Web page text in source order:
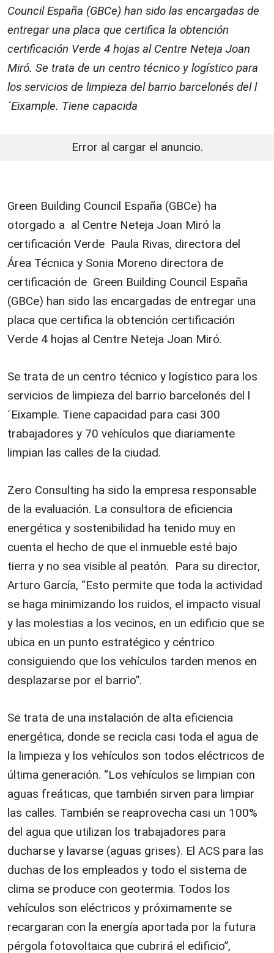
Council España (GBCe) han sido las encargadas de
entregar una placa que certifica la obtención
certificación Verde 4 hojas al Centre Neteja Joan
Miró. Se trata de un centro técnico y logístico para
los servicios de limpieza del barrio barcelonés del l
´Eixample. Tiene capacida
Error al cargar el anuncio.
Green Building Council España (GBCe) ha
otorgado a al Centre Neteja Joan Miró la
certificación Verde Paula Rivas, directora del
Área Técnica y Sonia Moreno directora de
certificación de Green Building Council España
(GBCe) han sido las encargadas de entregar una
placa que certifica la obtención certificación
Verde 4 hojas al Centre Neteja Joan Miró.
Se trata de un centro técnico y logístico para los
servicios de limpieza del barrio barcelonés del l
´Eixample. Tiene capacidad para casi 300
trabajadores y 70 vehículos que diariamente
limpian las calles de la ciudad.
Zero Consulting ha sido la empresa responsable
de la evaluación. La consultora de eficiencia
energética y sostenibilidad ha tenido muy en
cuenta el hecho de que el inmueble esté bajo
tierra y no sea visible al peatón. Para su director,
Arturo García, “Esto permite que toda la actividad
se haga minimizando los ruidos, el impacto visual
y las molestias a los vecinos, en un edificio que se
ubica en un punto estratégico y céntrico
consiguiendo que los vehículos tarden menos en
desplazarse por el barrio”.
Se trata de una instalación de alta eficiencia
energética, donde se recicla casi toda el agua de
la limpieza y los vehículos son todos eléctricos de
última generación. “Los vehículos se limpian con
aguas freáticas, que también sirven para limpiar
las calles. También se reaprovecha casi un 100%
del agua que utilizan los trabajadores para
ducharse y lavarse (aguas grises). El ACS para las
duchas de los empleados y todo el sistema de
clima se produce con geotermia. Todos los
vehículos son eléctricos y próximamente se
recargaran con la energía aportada por la futura
pérgola fotovoltaica que cubrirá el edificio”,